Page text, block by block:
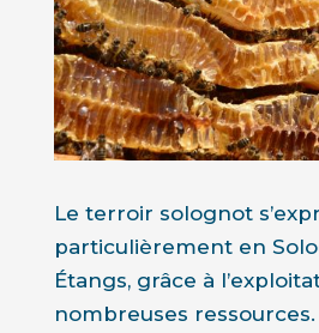
Le terroir solognot
particulièrement en
Étangs, grâce à
nombreuses ressources.